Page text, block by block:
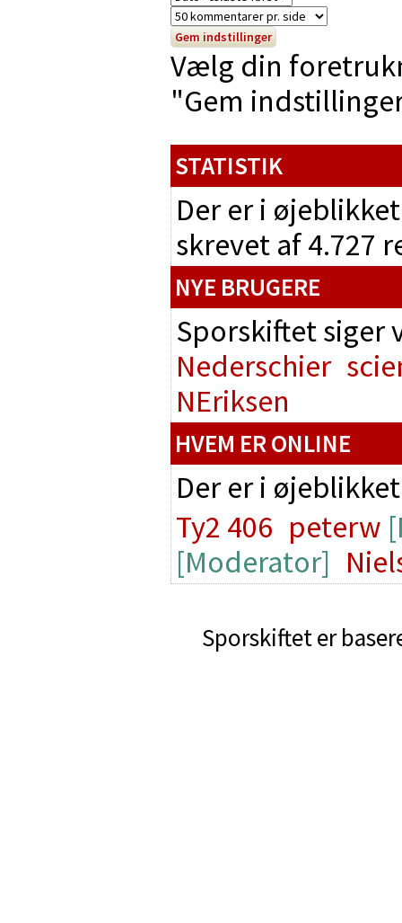
Vælg din
"Gem
STATISTIK
Der er i
skrevet af 4.727
NYE BRUGERE
Sporskiftet
Nederschier
NEriksen
HVEM ER ONLINE
Der er i
Ty2 406 peterw
[Moderator]
Sporskiftet er